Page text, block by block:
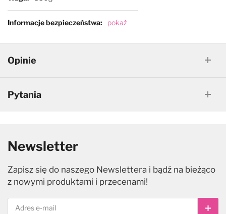
Informacje bezpieczeństwa pokaż
Opinie
Pytania
Newsletter
Zapisz się do naszego Newslettera i bądź na bieżąco
z nowymi produktami i przecenami!